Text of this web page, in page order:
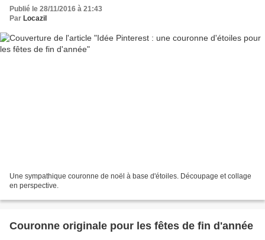
Publié le 28/11/2016 à 21:43
Par Locazil
Une sympathique couronne de noël à base d'étoiles. Découpage et collage
en perspective.
Couronne originale pour les fêtes de fin d'année